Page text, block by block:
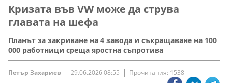
Кризата във VW може да струва
главата на шефа
Планът за закриване на 4 завода и съкращаване на 100
000 работници среща яростна съпротива
Петър Захариев 29.06.2026 08:55 Прочитания: 1538